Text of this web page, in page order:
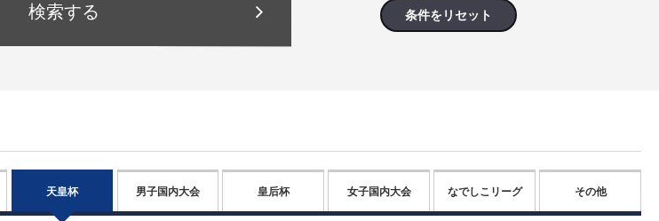
検索する 条件をリセット
天皇杯 男子国内大会 皇后杯 女子国内大会 なでしこリーグ その他